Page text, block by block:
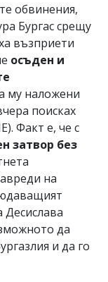
обвинения,
Бургас срещу
възприети
осъден и
му наложени
поисках
Факт е, че с
затвор без
на
да
и да го